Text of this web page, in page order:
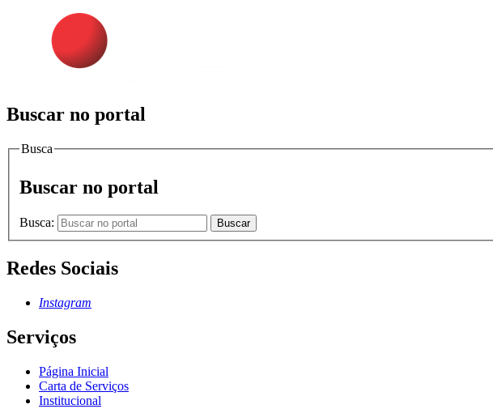
Buscar no portal
Busca
Buscar no portal
Busca: Buscar
Redes Sociais
Instagram
Serviços
Página Inicial
Carta de Serviços
Institucional